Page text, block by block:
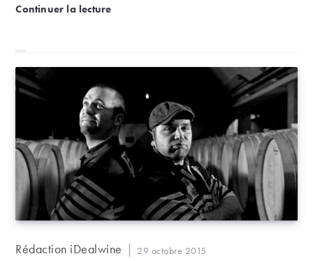
Continuer la lectureDégustation : les trois âges des vins blancs
Auteur/autrice
Rédaction iDealwine
Publication
29 octobre 2015